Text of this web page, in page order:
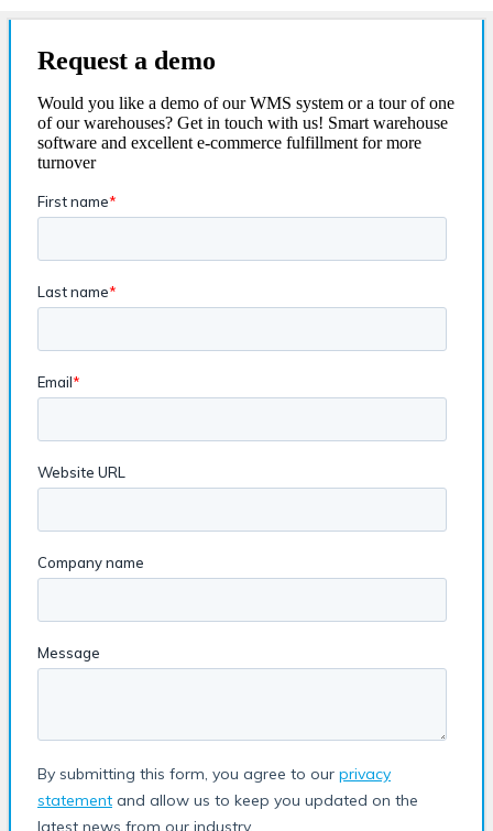
contentRequest a demo
Would you like a demo of our WMS system or a tour of one
of our warehouses? Get in touch with us! Smart warehouse
software and excellent e-commerce fulfillment for more
turnover